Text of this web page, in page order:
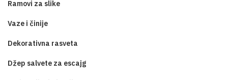
Ramovi za slike
Vaze i činije
Dekorativna rasveta
Džep salvete za escajg